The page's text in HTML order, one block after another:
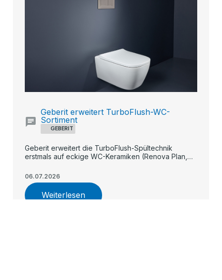
GEBERIT
Geberit erweitert TurboFlush-WC-
Sortiment
Geberit erweitert die TurboFlush-Spültechnik
erstmals auf eckige WC-Keramiken (Renova Plan,
spülrandlose, flüsterleise Flächenspülung damit in
allen Preissegmenten verfügbar.
06.07.2026
Weiterlesen